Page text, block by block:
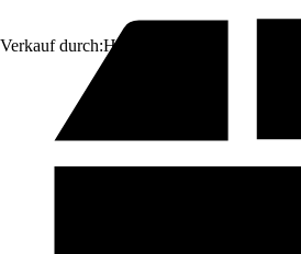
Verkauf durch:HORNBACH